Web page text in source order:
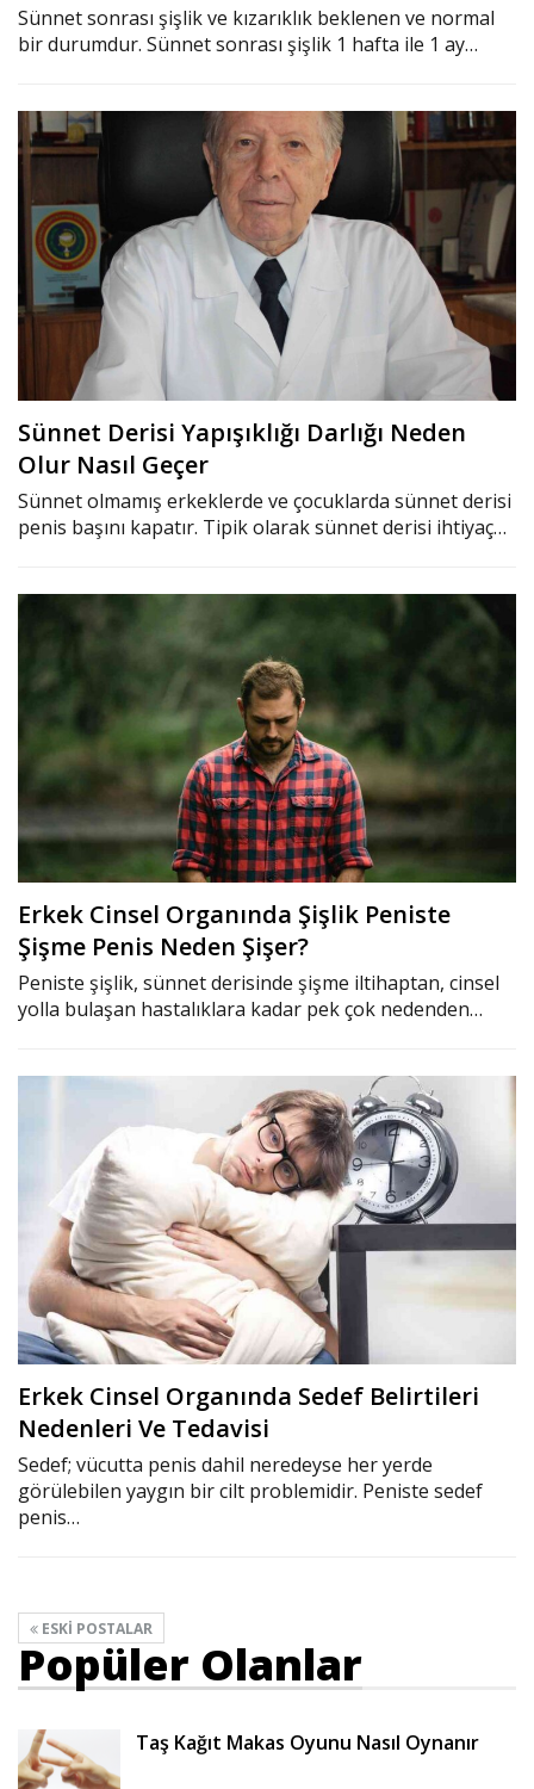
Sünnet sonrası şişlik ve kızarıklık beklenen ve normal
bir durumdur. Sünnet sonrası şişlik 1 hafta ile 1 ay…
Sünnet Derisi Yapışıklığı Darlığı Neden
Olur Nasıl Geçer
Sünnet olmamış erkeklerde ve çocuklarda sünnet derisi
penis başını kapatır. Tipik olarak sünnet derisi ihtiyaç…
Erkek Cinsel Organında Şişlik Peniste
Şişme Penis Neden Şişer?
Peniste şişlik, sünnet derisinde şişme iltihaptan, cinsel
yolla bulaşan hastalıklara kadar pek çok nedenden…
Erkek Cinsel Organında Sedef Belirtileri
Nedenleri Ve Tedavisi
Sedef; vücutta penis dahil neredeyse her yerde
görülebilen yaygın bir cilt problemidir. Peniste sedef
penis…
ESKI POSTALAR
Popüler Olanlar
Taş Kağıt Makas Oyunu Nasıl Oynanır